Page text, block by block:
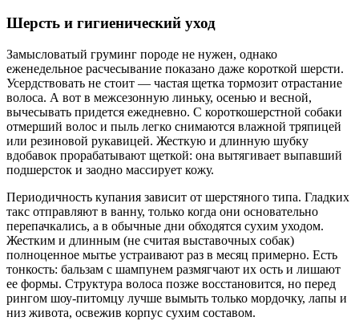
Шерсть и гигиенический уход
Замысловатый груминг породе не нужен, однако
еженедельное расчесывание показано даже короткой шерсти.
Усердствовать не стоит — частая щетка тормозит отрастание
волоса. А вот в межсезонную линьку, осенью и весной,
вычесывать придется ежедневно. С короткошерстной собаки
отмерший волос и пыль легко снимаются влажной тряпицей
или резиновой рукавицей. Жесткую и длинную шубку
вдобавок прорабатывают щеткой: она вытягивает выпавший
подшерсток и заодно массирует кожу.
Периодичность купания зависит от шерстяного типа. Гладких
такс отправляют в ванну, только когда они основательно
перепачкались, а в обычные дни обходятся сухим уходом.
Жестким и длинным (не считая выставочных собак)
полноценное мытье устраивают раз в месяц примерно. Есть
тонкость: бальзам с шампунем размягчают их ость и лишают
ее формы. Структура волоса позже восстановится, но перед
рингом шоу-питомцу лучше вымыть только мордочку, лапы и
низ живота, освежив корпус сухим составом.